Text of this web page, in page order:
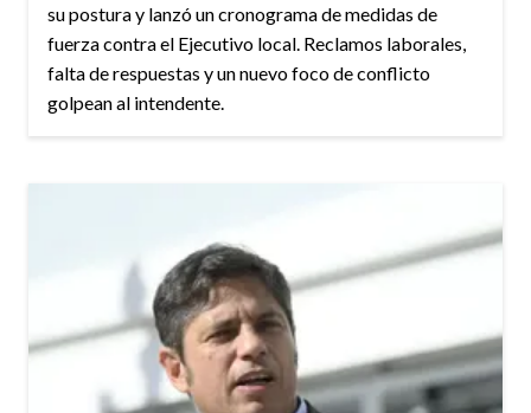
su postura y lanzó un cronograma de medidas de
fuerza contra el Ejecutivo local. Reclamos laborales,
falta de respuestas y un nuevo foco de conflicto
golpean al intendente.